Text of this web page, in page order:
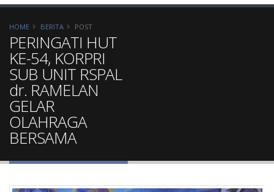
HOME BERITA POST
PERINGATI HUT
KE-54, KORPRI
SUB UNIT RSPAL
dr. RAMELAN
GELAR
OLAHRAGA
BERSAMA